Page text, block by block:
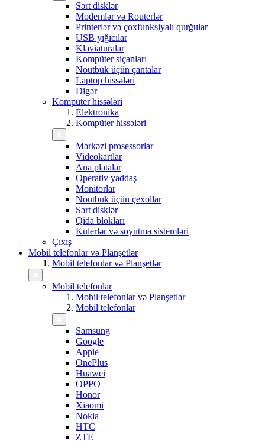
Sərt disklər
Modemlər və Routerlər
Printerlər və çoxfunksiyalı qurğular
USB yığıcılar
Klaviaturalar
Kompüter siçanları
Noutbuk üçün çantalar
Laptop hissələri
Digər
Kompüter hissələri
Elektronika
Kompüter hissələri
Mərkəzi prosessorlar
Videokartlar
Ana platalar
Operativ yaddaş
Monitorlar
Noutbuk üçün çexollar
Sərt disklər
Qida blokları
Kulerlər və soyutma sistemləri
Çıxış
Mobil telefonlar və Planşetlər
Mobil telefonlar və Planşetlər
Mobil telefonlar
Mobil telefonlar və Planşetlər
Mobil telefonlar
Samsung
Google
Apple
OnePlus
Huawei
OPPO
Honor
Xiaomi
Nokia
HTC
ZTE